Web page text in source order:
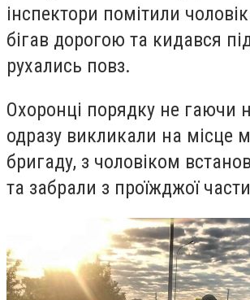
інспектори помітили
бігав дорогою та кидався
рухались повз.
Охоронці порядку не гаючи
одразу викликали на місце
бригаду, з чоловіком
та забрали з проїжджої